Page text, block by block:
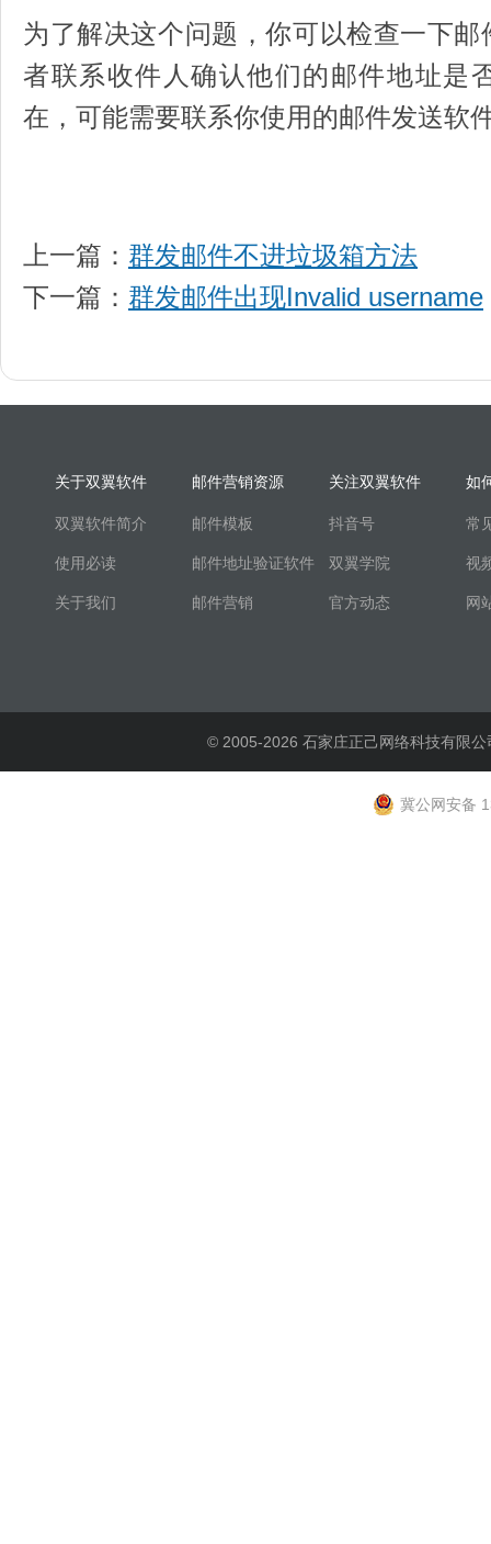
为了解决这个问题，你可以检查一下
者联系收件人确认他们的邮件地址是
在，可能需要联系你使用的邮件发送软
上一篇： 群发邮件不进垃圾箱方法
下一篇： 群发邮件出现Invalid username
关于双翼软件
双翼软件简介
使用必读
关于我们
邮件营销资源
邮件模板
邮件地址验证软件
邮件营销
关注双翼软件
抖音号
双翼学院
官方动态
如
常
视
网
© 2005-2026 石家庄正己网络科技有限
冀公网安备